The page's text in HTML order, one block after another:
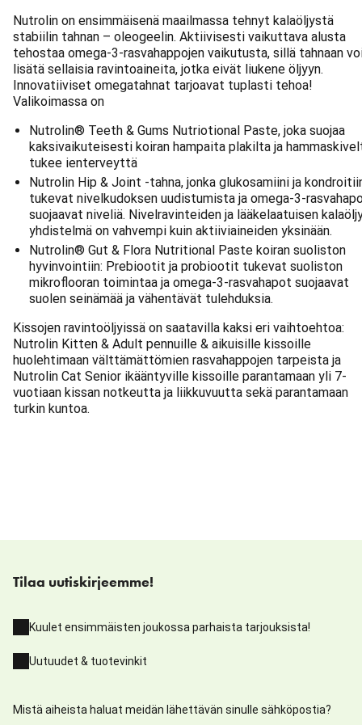
Nutrolin on ensimmäisenä maailmassa tehnyt kalaöljystä
stabiilin tahnan – oleogeelin. Aktiivisesti vaikuttava alusta
tehostaa omega-3-rasvahappojen vaikutusta, sillä tahnaan
lisätä sellaisia ravintoaineita, jotka eivät liukene öljyyn.
Innovatiiviset omegatahnat tarjoavat tuplasti tehoa!
Valikoimassa on
Nutrolin® Teeth & Gums Nutriotional Paste, joka suojaa
kaksivaikuteisesti koiran hampaita plakilta ja
tukee ienterveyttä
Nutrolin Hip & Joint -tahna, jonka glukosamiini ja
tukevat nivelkudoksen uudistumista ja omega-3-
suojaavat niveliä. Nivelravinteiden ja lääkelaatuisen
yhdistelmä on vahvempi kuin aktiiviaineiden yksinään.
Nutrolin® Gut & Flora Nutritional Paste koiran suoliston
hyvinvointiin: Prebiootit ja probiootit tukevat suoliston
mikroflooran toimintaa ja omega-3-rasvahapot suojaavat
suolen seinämää ja vähentävät tulehduksia.
Kissojen ravintoöljyissä on saatavilla kaksi eri vaihtoehtoa:
Nutrolin Kitten & Adult pennuille & aikuisille kissoille
huolehtimaan välttämättömien rasvahappojen tarpeista ja
Nutrolin Cat Senior ikääntyville kissoille parantamaan yli 7-
vuotiaan kissan notkeutta ja liikkuvuutta sekä parantamaan
turkin kuntoa.
Tilaa uutiskirjeemme!
Kuulet ensimmäisten joukossa parhaista tarjouksista!
Uutuudet & tuotevinkit
Mistä aiheista haluat meidän lähettävän sinulle sähköpostia?